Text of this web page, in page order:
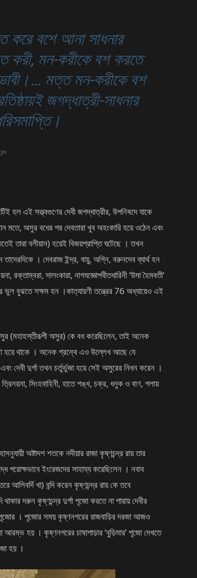
করে বশে আনা সাধনার
করী, মন-করীকে বশ করতে
মত্ত মন-করীকে বশ
জগদ্ধাত্রী-সাধনার
হল এই সত্ত্বগুণের দেবী জগদ্ধাত্রীর, উপনিষদে যাকে
মতে, অসুর বধের পর দেবতারা খুব অহংকারি হয়ে ওঠেন এবং
তারা বলীয়ান) হয়েই বিজয়প্রাপ্তি ঘটেছে । তখন
। দেবরাজ ইন্দ্র, বায়ু, অগ্নি, বরুনদেব ব্যার্থ হন
রক্তাম্বরা, সালংকারা, নাগযজ্ঞোপবীতধারিনী ‘উমা হৈমবতী’
ভুল বুঝতে সক্ষম হন ।কাত্যায়ণী তন্ত্রের 76 অধ্যায়েও এই
(মহাহস্তীরূপী অসুর) কে বধ করেছিলেন, তাই অনেক
হয়ে থাকে । অনেক গ্রন্থে এও উল্লেখ আছে যে
দেবী দুর্গা তখন চর্তুর্ভুজা হয়ে সেই অসুরের নিধন করেন ।
ত্রিনয়না, সিংহবাহিনী, হাতে শঙ্খ, চক্র, ধনুক ও বাণ, গলায়
অষ্টাদশ শতকে নদীয়ার রাজা কৃষ্ণচন্দ্র রায় তার
পরোক্ষভাবে ইংরেজদের সাহায্য করেছিলেন । নবাব
আলিবর্দি খা) বন্দি করেন কৃষ্ণচন্দ্র রায় কে তবে
দরুন কৃষ্ণচন্দ্র দুর্গা পূজো করতে না পারায় দেবীর
। পূজোর সময় কৃষ্ণনগরের রাজবাড়ির দরজা আজও
হয় । কৃষ্ণনগরের চাষাপাড়ার ‘বুড়িমার’ পূজো দেখতে
হয় ।